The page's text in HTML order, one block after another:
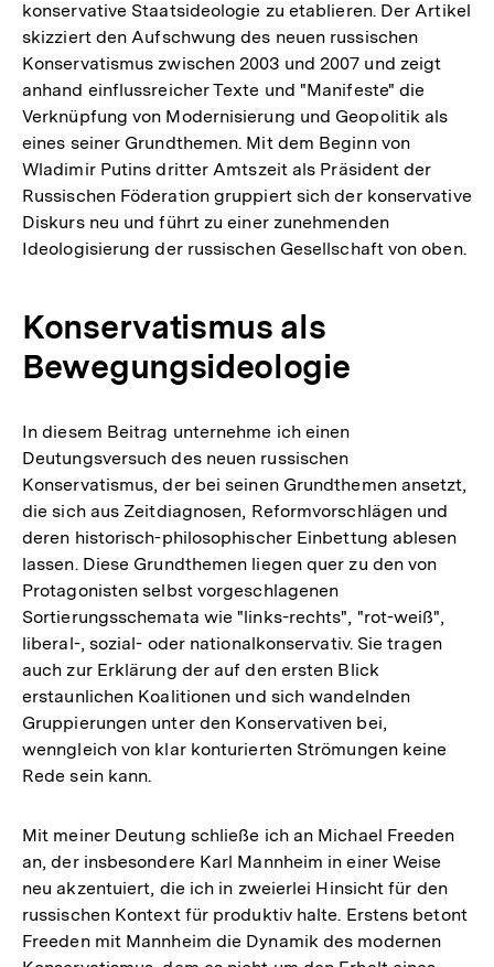
konservative Staatsideologie zu etablieren. Der Artikel
skizziert den Aufschwung des neuen russischen
Konservatismus zwischen 2003 und 2007 und zeigt
anhand einflussreicher Texte und "Manifeste" die
Verknüpfung von Modernisierung und Geopolitik als
eines seiner Grundthemen. Mit dem Beginn von
Wladimir Putins dritter Amtszeit als Präsident der
Russischen Föderation gruppiert sich der konservative
Diskurs neu und führt zu einer zunehmenden
Ideologisierung der russischen Gesellschaft von oben.
Konservatismus als
Bewegungsideologie
In diesem Beitrag unternehme ich einen
Deutungsversuch des neuen russischen
Konservatismus, der bei seinen Grundthemen ansetzt,
die sich aus Zeitdiagnosen, Reformvorschlägen und
deren historisch-philosophischer Einbettung ablesen
lassen. Diese Grundthemen liegen quer zu den von
Protagonisten selbst vorgeschlagenen
Sortierungsschemata wie "links-rechts", "rot-weiß",
liberal-, sozial- oder nationalkonservativ. Sie tragen
auch zur Erklärung der auf den ersten Blick
erstaunlichen Koalitionen und sich wandelnden
Gruppierungen unter den Konservativen bei,
wenngleich von klar konturierten Strömungen keine
Rede sein kann.
Mit meiner Deutung schließe ich an Michael Freeden
an, der insbesondere Karl Mannheim in einer Weise
neu akzentuiert, die ich in zweierlei Hinsicht für den
russischen Kontext für produktiv halte. Erstens betont
Freeden mit Mannheim die Dynamik des modernen